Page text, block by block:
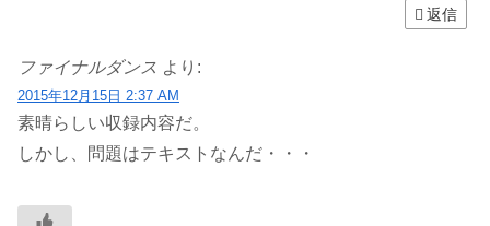
返信
ファイナルダンス より:
2015年12月15日 2:37 AM
素晴らしい収録内容だ。
しかし、問題はテキストなんだ・・・